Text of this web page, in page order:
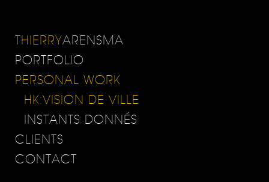
THIERRYARENSMA
PORTFOLIO
PERSONAL WORK
HK:VISION DE VILLE
INSTANTS DONNÉS
CLIENTS
CONTACT